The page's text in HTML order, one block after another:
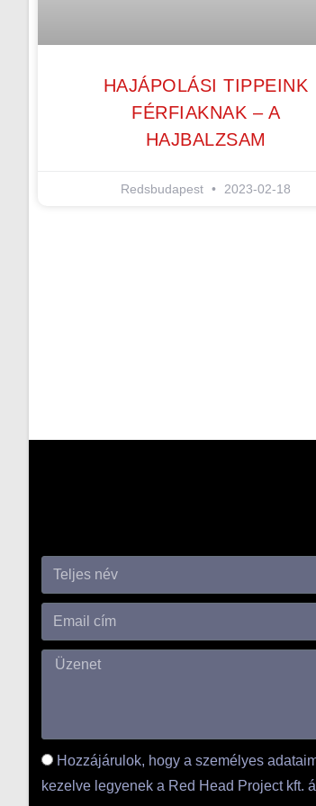
HAJÁPOLÁSI TIPPEINK
FÉRFIAKNAK – A
HAJBALZSAM
Redsbudapest 2023-02-18
Hozzájárulok, hogy a személyes
kezelve legyenek a Red Head Project kft.